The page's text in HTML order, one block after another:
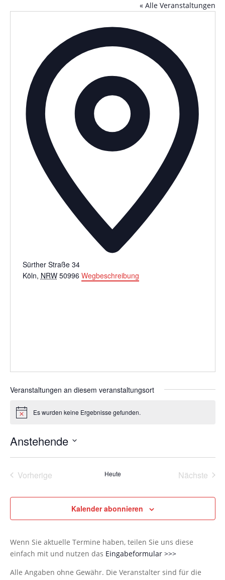
« Alle Veranstaltungen
Sürther Straße 34
Köln, NRW 50996 Wegbeschreibung
Veranstaltungen an diesem veranstaltungsort
HinweisEs wurden keine Ergebnisse gefunden.
Anstehende
Vorherige
Heute
Nächste
Kalender abonnieren
Wenn Sie aktuelle Termine haben, teilen Sie uns diese
einfach mit und nutzen das Eingabeformular >>>
Alle Angaben ohne Gewähr. Die Veranstalter sind für die